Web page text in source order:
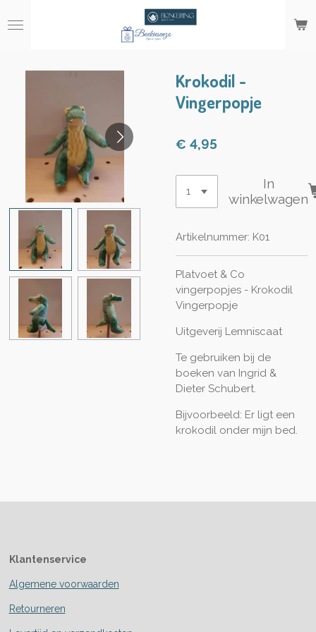
direct
Krokodil -
Vingerpopje
€ 4,95
In
winkelwagen
Artikelnummer: K01
Platvoet & Co
vingerpopjes - Krokodil
Vingerpopje
Uitgeverij Lemniscaat
Te gebruiken bij de
boeken van Ingrid &
Dieter Schubert.
Bijvoorbeeld: Er ligt een
krokodil onder mijn bed.
Klantenservice
Algemene voorwaarden
Retourneren